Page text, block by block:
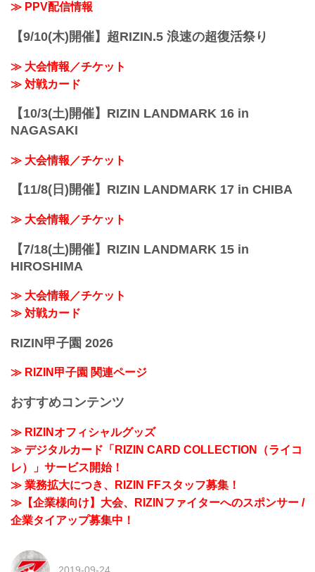
≫ PPV配信情報
【9/10(木)開催】超RIZIN.5 浪速の超復活祭り
≫ 大会情報／チケット
≫ 対戦カード
【10/3(土)開催】RIZIN LANDMARK 16 in
NAGASAKI
≫ 大会情報／チケット
【11/8(日)開催】RIZIN LANDMARK 17 in CHIBA
≫ 大会情報／チケット
【7/18(土)開催】RIZIN LANDMARK 15 in
HIROSHIMA
≫ 大会情報／チケット
≫ 対戦カード
RIZIN甲子園 2026
≫ RIZIN甲子園 関連ページ
おすすめコンテンツ
≫ RIZINオフィシャルグッズ
≫ デジタルカード「RIZIN CARD COLLECTION（ライコ
レ）」サービス開始！
≫ 業務拡大につき、RIZIN FFスタッフ募集！
≫【企業様向け】大会、RIZINファイターへのスポンサー /
企業タイアップ募集中！
2019-09-24